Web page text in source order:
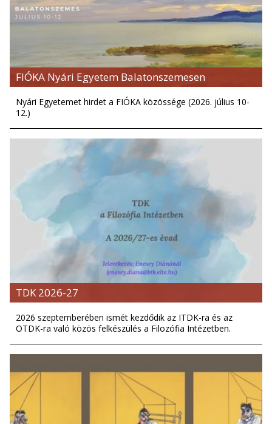
FIÓKA Nyári Egyetem Balatonszemesen
Nyári Egyetemet hirdet a FIÓKA közössége (2026. július 10-
12.)
TDK 2026-27
2026 szeptemberében ismét kezdődik az ITDK-ra és az
OTDK-ra való közös felkészülés a Filozófia Intézetben.